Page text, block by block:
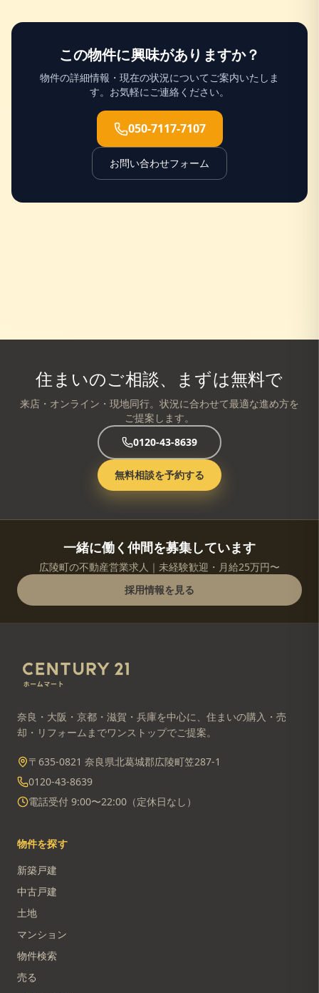
この物件に興味がありますか？
物件の詳細情報・現在の状況についてご案内いたしま
す。お気軽にご連絡ください。
050-7117-7107
お問い合わせフォーム
住まいのご相談、まずは無料で
来店・オンライン・現地同行。状況に合わせて最適な進め方を
ご提案します。
0120-43-8639
無料相談を予約する
一緒に働く仲間を募集しています
広陵町の不動産営業求人｜未経験歓迎・月給25万円〜
採用情報を見る
奈良・大阪・京都・滋賀・兵庫を中心に、住まいの購入・売
却・リフォームまでワンストップでご提案。
〒635-0821 奈良県北葛城郡広陵町笠287-1
0120-43-8639
電話受付 9:00〜22:00（定休日なし）
物件を探す
新築戸建
中古戸建
土地
マンション
物件検索
売る